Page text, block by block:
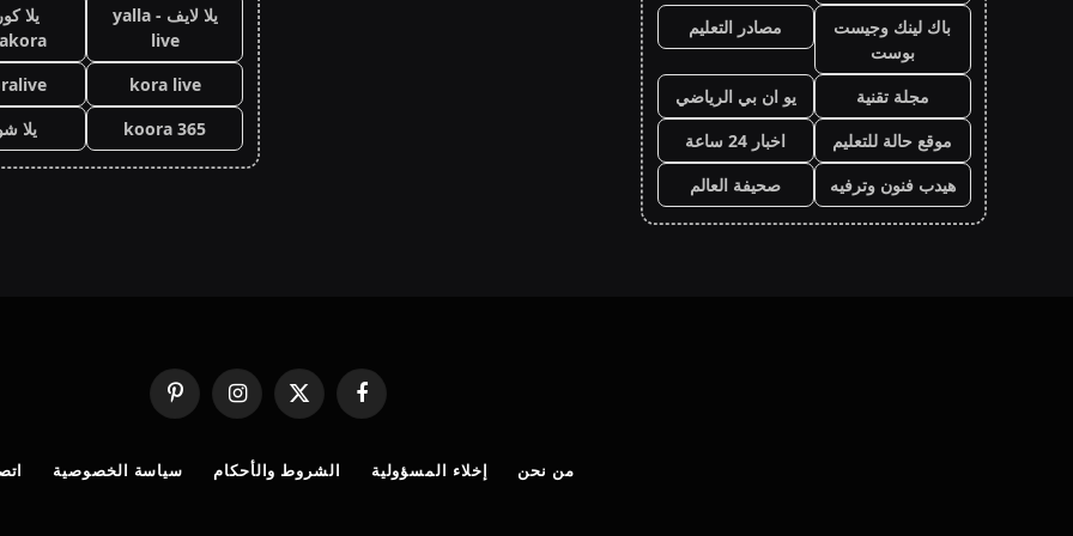
باك لينك وجيست
بوست
مصادر التعليم
مجلة تقنية
يو ان بي الرياضي
موقع حالة للتعليم
اخبار 24 ساعة
هيدب فنون وترفيه
صحيفة العالم
يلا لايف - yalla
live
يلا
kora live
koora 365
يلا
فيسبوك
X
(Twitter)
الانستغرامبينتيريست
من نحن إخلاء المسؤولية الشروط والأحكام سياسة الخصوصية